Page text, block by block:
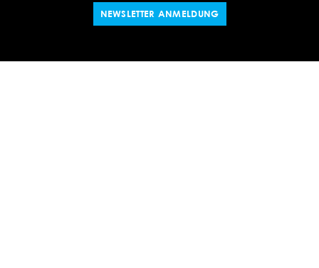
NEWSLETTER ANMELDUNG